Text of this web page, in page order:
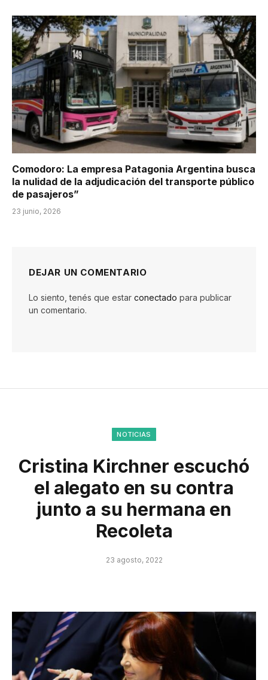
Comodoro: La empresa Patagonia Argentina busca
la nulidad de la adjudicación del transporte público
de pasajeros”
23 junio, 2026
DEJAR UN COMENTARIO
Lo siento, tenés que estar conectado para publicar
un comentario.
NOTICIAS
Cristina Kirchner escuchó
el alegato en su contra
junto a su hermana en
Recoleta
23 agosto, 2022